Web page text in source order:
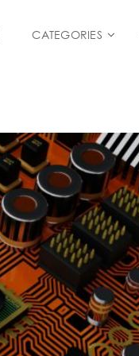
CATEGORIES